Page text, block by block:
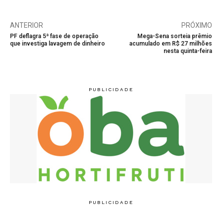
ANTERIOR
PF deflagra 5ª fase de operação
que investiga lavagem de dinheiro
PRÓXIMO
Mega-Sena sorteia prêmio
acumulado em R$ 27 milhões
nesta quinta-feira